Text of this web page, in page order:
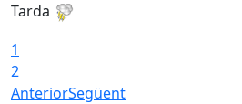
Tarda
1
2
AnteriorSegüent